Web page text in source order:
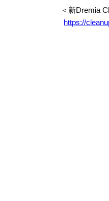
＜新Dremia
https://